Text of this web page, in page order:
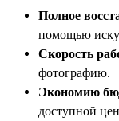
Полное
помощью
Скорость
фотографию.
Экономию
доступной